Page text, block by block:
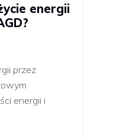
energii
przez
energii i